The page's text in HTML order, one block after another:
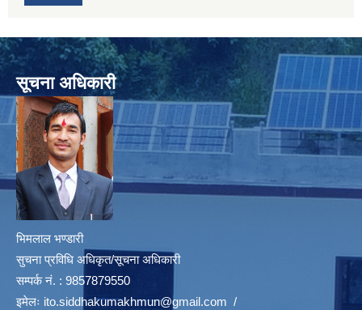
सूचना अधिकारी
भिमलाल भण्डारी
सुचना प्रविधि अधिकृत/सूचना अधिकारी
सम्पर्क नं. : 9857879550
इमेलः ito.siddhakumakhmun@gmail.com /